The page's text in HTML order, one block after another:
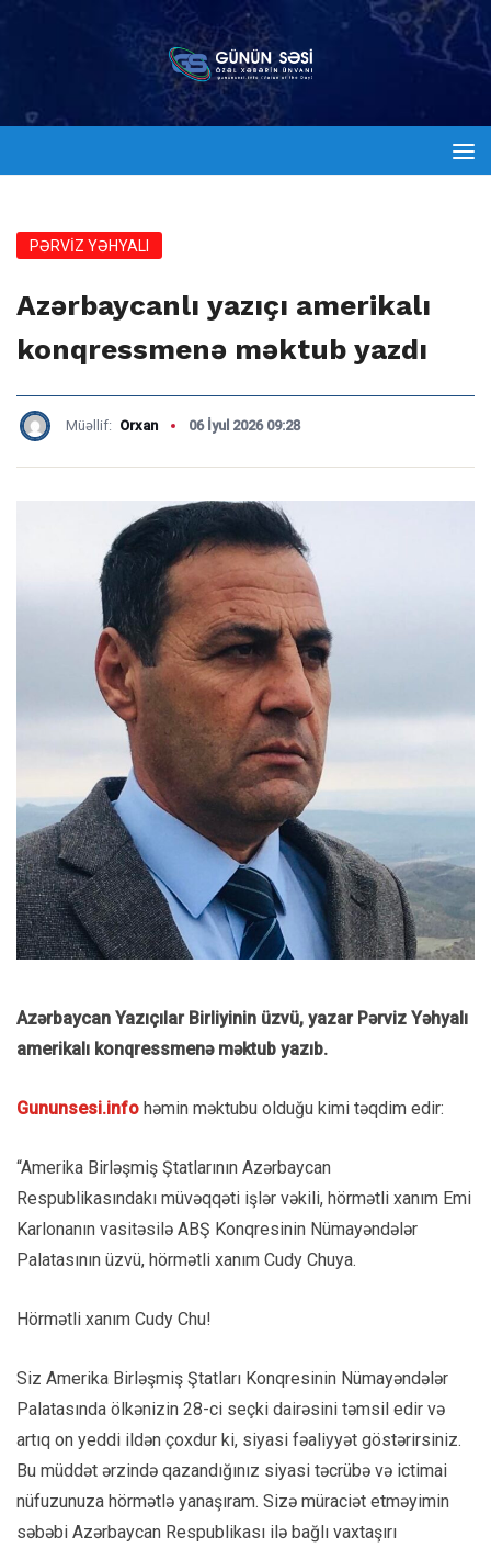
PƏRVIZ YƏHYALI
Azərbaycanlı yazıçı amerikalı
konqressmenə məktub yazdı
Müəllif: Orxan 06 İyul 2026 09:28
Azərbaycan Yazıçılar Birliyinin üzvü, yazar Pərviz Yəhyalı
amerikalı konqressmenə məktub yazıb.
Gununsesi.info həmin məktubu olduğu kimi təqdim edir:
“Amerika Birləşmiş Ştatlarının Azərbaycan
Respublikasındakı müvəqqəti işlər vəkili, hörmətli xanım Emi
Karlonanın vasitəsilə ABŞ Konqresinin Nümayəndələr
Palatasının üzvü, hörmətli xanım Cudy Chuya.
Hörmətli xanım Cudy Chu!
Siz Amerika Birləşmiş Ştatları Konqresinin Nümayəndələr
Palatasında ölkənizin 28-ci seçki dairəsini təmsil edir və
artıq on yeddi ildən çoxdur ki, siyasi fəaliyyət göstərirsiniz.
Bu müddət ərzində qazandığınız siyasi təcrübə və ictimai
nüfuzunuza hörmətlə yanaşıram. Sizə müraciət etməyimin
səbəbi Azərbaycan Respublikası ilə bağlı vaxtaşırı